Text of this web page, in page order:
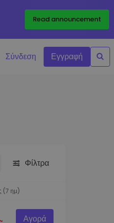
Read announcement
Σύνδεση Εγγραφή
Φίλτρα
(7 ημ)
Αγορά